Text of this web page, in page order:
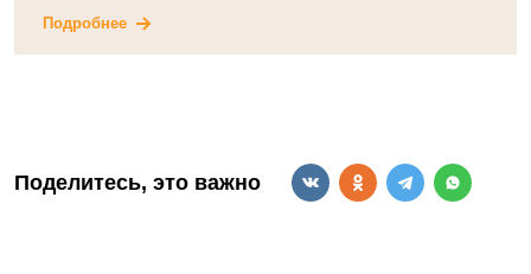
Подробнее
Поделитесь, это важно